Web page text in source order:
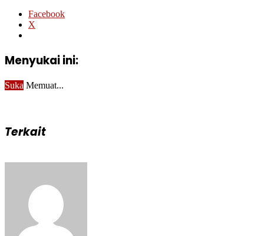
Facebook
X
Menyukai ini:
Suka Memuat...
Terkait